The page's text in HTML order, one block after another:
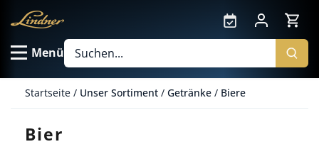
zum
Menü
Startseite / Unser Sortiment / Getränke / Biere
Bier